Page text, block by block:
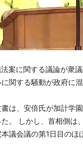
案に関する議論が衆
関する騒動が政府に混
は、安倍氏が加計学
。 しかし、首相側は
議会議の第1日目の